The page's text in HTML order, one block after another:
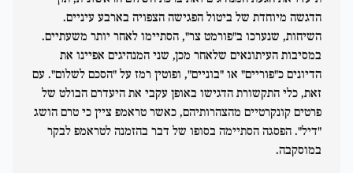
הדגשה מיוחדת של ביטול הפגישה הצפויה בארבע עיניים.
השיחות, שנערכו ב"פורמט צר", הסתיימו לאחר יותר משעתיים.
במסיבות העיתונאים שלאחר מכן, שני המנהיגים אפיינו את
הדיונים כ"פוריים" או "בוניים", ופוטין רמז על "הסכם לשלום". עם
זאת, כלי התקשורת הדגישו באופן עקבי את היעדרם הבולט של
פרטים קונקרטיים מהצהרותיהם, כאשר טראמפ ציין כי טרם הושג
"דיל". הפסגה הסתיימה בסופו של דבר בהזמנה לטראמפ לבקר
במוסקבה.